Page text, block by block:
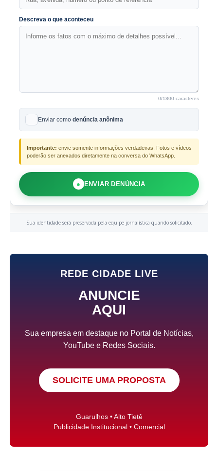
Descreva o que aconteceu
0/1800 caracteres
Enviar como denúncia anônima
Importante: envie somente informações verdadeiras. Fotos e vídeos
poderão ser anexados diretamente na conversa do WhatsApp.
● ENVIAR DENÚNCIA
Sua identidade será preservada pela equipe jornalística quando solicitado.
REDE CIDADE LIVE
ANUNCIE
AQUI
Sua empresa em destaque no Portal de Notícias,
YouTube e Redes Sociais.
SOLICITE UMA PROPOSTA
Guarulhos • Alto Tietê
Publicidade Institucional • Comercial